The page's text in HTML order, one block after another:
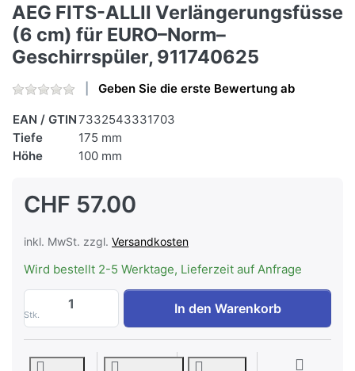
AEG FITS-ALLII Verlängerungsfüsse
(6 cm) für EURO–Norm–
Geschirrspüler, 911740625
Geben Sie die erste Bewertung ab
EAN / GTIN7332543331703
Tiefe
175 mm
Höhe
100 mm
CHF 57.00
inkl. MwSt. zzgl. Versandkosten
Wird bestellt 2-5 Werktage, Lieferzeit auf Anfrage
Stk.
AEG FITS-ALLII Verlängerungsfüsse (6
In den Warenkorb